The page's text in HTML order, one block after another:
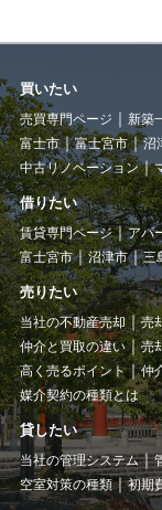
買いたい
売買専門ページ 新築
富士市
富士宮市 沼
中古リノベーション
借りたい
賃貸専門ページ アパ
富士宮市
沼津市 三
売りたい
当社の不動産売却 売
仲介と買取の違い
売
高く売るポイント
仲
媒介契約の種類とは
貸したい
当社の管理システム
空室対策の種類
初期